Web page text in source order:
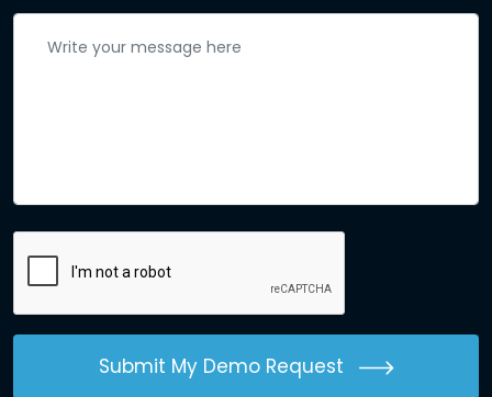
Submit My Demo Request